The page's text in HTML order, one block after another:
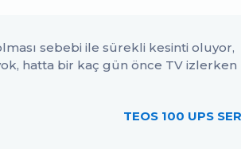
sebebi ile sürekli kesinti oluyor,
hatta bir kaç gün önce TV izlerken
TEOS 100 UPS